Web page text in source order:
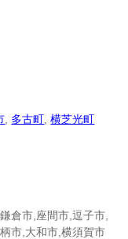
多古町 ,横芝光町
倉市,座間市,逗子市,
市,大和市,横須賀市